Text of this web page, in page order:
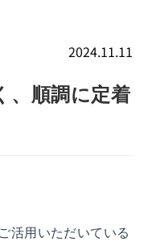
2024.11.11
、順調に定着
活用いただいている